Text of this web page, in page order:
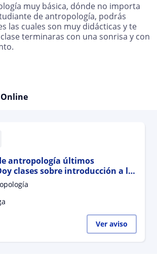
muy básica, dónde no importa
de antropología, podrás
las cuales son muy didácticas y te
terminaras con una sonrisa y con
Online
antropología últimos
clases sobre introducción a la
etnografía y lingüística
Ver aviso